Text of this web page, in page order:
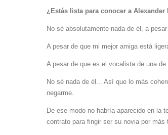
¿Estás lista para conocer a
No sé absolutamente nada de él, a
A pesar de que mi mejor amiga está
A pesar de que es el vocalista de una
No sé nada de él... Así que lo más
negarme.
De ese modo no habría aparecido en la
contrato para fingir ser su novia por más